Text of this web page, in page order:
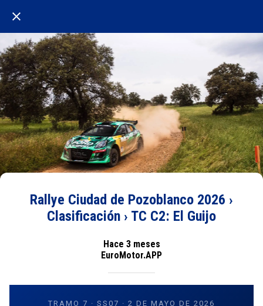
Rallye Ciudad de Pozoblanco 2026 ›
Clasificación › TC C2: El Guijo
Hace 3 meses
EuroMotor.APP
TRAMO 7 · SS07 · 2 DE MAYO DE 2026